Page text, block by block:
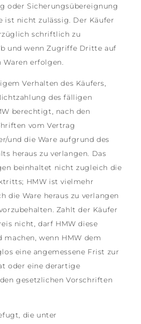
oder Sicherungsübereignung
ist nicht zulässig. Der Käufer
schriftlich zu
und wenn Zugriffe Dritte auf
erfolgen.
Verhalten des Käufers,
des fälligen
berechtigt, nach den
vom Vertrag
und die Ware aufgrund des
heraus zu verlangen. Das
beinhaltet nicht zugleich die
HMW ist vielmehr
die Ware heraus zu verlangen
Zahlt der Käufer
nicht, darf HMW diese
machen, wenn HMW dem
eine angemessene Frist zur
oder eine derartige
gesetzlichen Vorschriften
die unter